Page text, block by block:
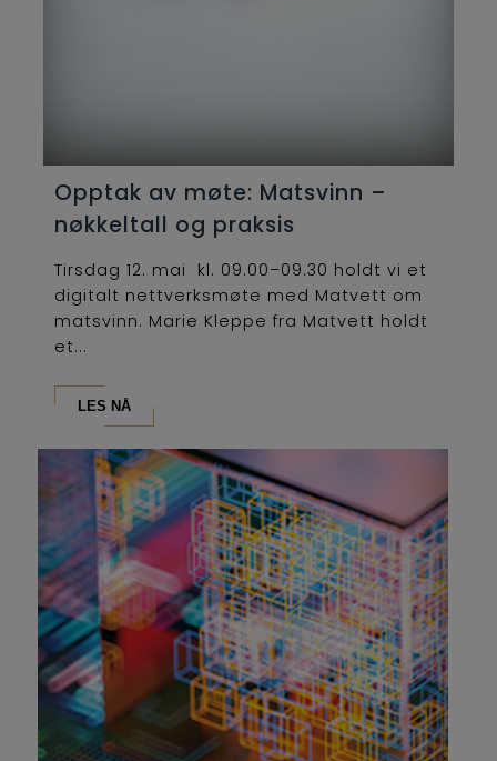
Opptak av møte: Matsvinn –
nøkkeltall og praksis
Tirsdag 12. mai kl. 09.00–09.30 holdt vi et
digitalt nettverksmøte med Matvett om
matsvinn. Marie Kleppe fra Matvett holdt
et...
LES NÅ